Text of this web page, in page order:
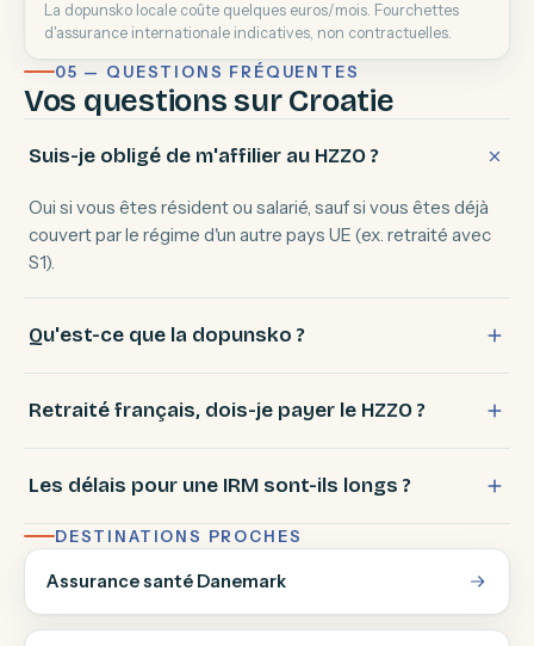
La dopunsko locale coûte quelques euros/mois. Fourchettes
d'assurance internationale indicatives, non contractuelles.
05 — QUESTIONS FRÉQUENTES
Vos questions sur Croatie
Suis-je obligé de m'affilier au HZZO ?
Oui si vous êtes résident ou salarié, sauf si vous êtes déjà
couvert par le régime d'un autre pays UE (ex. retraité avec
S1).
Qu'est-ce que la dopunsko ?
Retraité français, dois-je payer le HZZO ?
Les délais pour une IRM sont-ils longs ?
DESTINATIONS PROCHES
Assurance santé Danemark